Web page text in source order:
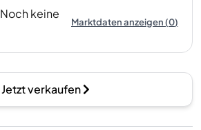
Noch keine
Marktdaten anzeigen(0)
Jetzt verkaufen